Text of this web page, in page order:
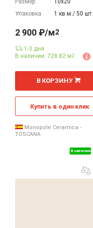
Размер
10х20
Упаковка
1 кв.м./ 50 шт.
В наличии
2 900 ₽/м2
1-3 дня
В наличии: 728.82 м2
м
В КОРЗИНУ
Купить в один клик
Monopole Ceramica -
TOSCANA